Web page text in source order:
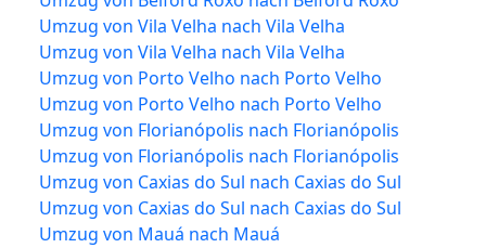
Umzug von Vila Velha nach Vila Velha
Umzug von Vila Velha nach Vila Velha
Umzug von Porto Velho nach Porto Velho
Umzug von Porto Velho nach Porto Velho
Umzug von Florianópolis nach Florianópolis
Umzug von Florianópolis nach Florianópolis
Umzug von Caxias do Sul nach Caxias do Sul
Umzug von Caxias do Sul nach Caxias do Sul
Umzug von Mauá nach Mauá